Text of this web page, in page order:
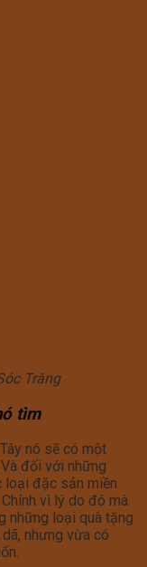
Trăng
tìm
nó sẽ có một
đối với những
loại đặc sản miền
vì lý do đó mà
những loại quà tặng
nhưng vừa có